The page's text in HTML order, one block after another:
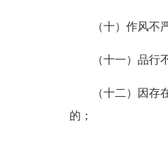
（十）作风
（十一）品行
（十二）因
的；